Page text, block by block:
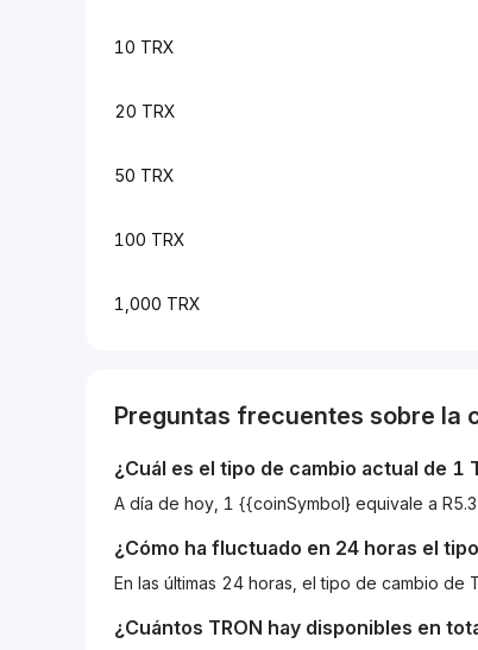
10 TRX
20 TRX
50 TRX
100 TRX
1,000 TRX
Preguntas frecuentes sobre la
¿Cuál es el tipo de cambio actual de 1
A día de hoy, 1 {{coinSymbol} equivale a
¿Cómo ha fluctuado en 24 horas el
En las últimas 24 horas, el tipo de cambio de
¿Cuántos TRON hay disponibles en